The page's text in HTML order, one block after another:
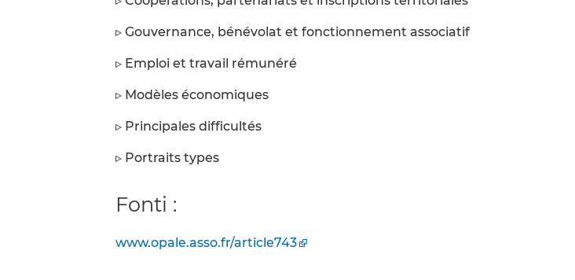
▹ Gouvernance, bénévolat et fonctionnement associatif
▹ Emploi et travail rémunéré
▹ Modèles économiques
▹ Principales difficultés
▹ Portraits types
Fonti :
www.opale.asso.fr/article743